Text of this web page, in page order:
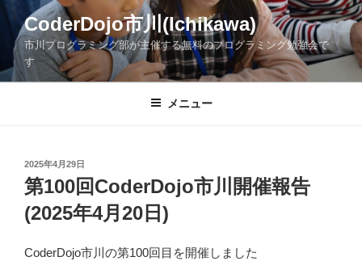
コ
ン
ツ
CoderDojo市川(Ichikawa)
市川プログラミング部が主催する無料のプログラミング勉強会で
す
メニュー
投
稿
日:
2025年4月29日
第100回CoderDojo市川開催報告
(2025年4月20日)
CoderDojo市川の第100回目を開催しました